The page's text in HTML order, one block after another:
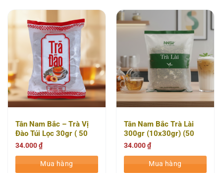
Tân Nam Bắc – Trà Vị
Đào Túi Lọc 30gr ( 50
Gói/thùng)
34.000₫
Mua hàng
Tân Nam Bắc Trà Lài
300gr (10x30gr) (50
Gói/thùng)
34.000₫
Mua hàng